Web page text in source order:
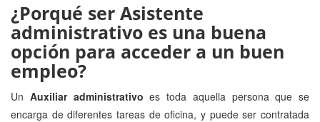
¿Porqué ser Asistente
administrativo es una buena
opción para acceder a un buen
empleo?
Un Auxiliar administrativo es toda aquella persona que se
encarga de diferentes tareas de oficina, y puede ser contratada